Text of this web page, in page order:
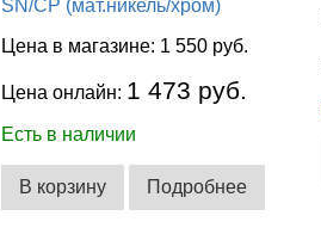
Цена в магазине: 1 550 руб.
Цена онлайн: 1 473 руб.
Есть в наличии
В корзину Подробнее